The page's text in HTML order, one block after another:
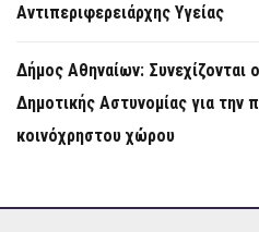
Αντιπεριφερειάρχης Υγείας
Δήμος Αθηναίων: Συνεχίζονται
Δημοτικής Αστυνομίας για την
κοινόχρηστου χώρου